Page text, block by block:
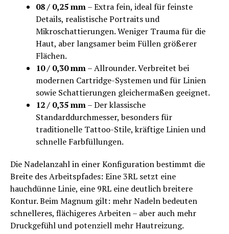
08 / 0,25 mm– Extra fein, ideal für feinste
Details, realistische Portraits und
Mikroschattierungen. Weniger Trauma für die
Haut, aber langsamer beim Füllen größerer
Flächen.
10 / 0,30 mm– Allrounder. Verbreitet bei
modernen Cartridge-Systemen und für Linien
sowie Schattierungen gleichermaßen geeignet.
12 / 0,35 mm– Der klassische
Standarddurchmesser, besonders für
traditionelle Tattoo-Stile, kräftige Linien und
schnelle Farbfüllungen.
Die Nadelanzahl in einer Konfiguration bestimmt die
Breite des Arbeitspfades: Eine 3RL setzt eine
hauchdünne Linie, eine 9RL eine deutlich breitere
Kontur. Beim Magnum gilt: mehr Nadeln bedeuten
schnelleres, flächigeres Arbeiten – aber auch mehr
Druckgefühl und potenziell mehr Hautreizung.